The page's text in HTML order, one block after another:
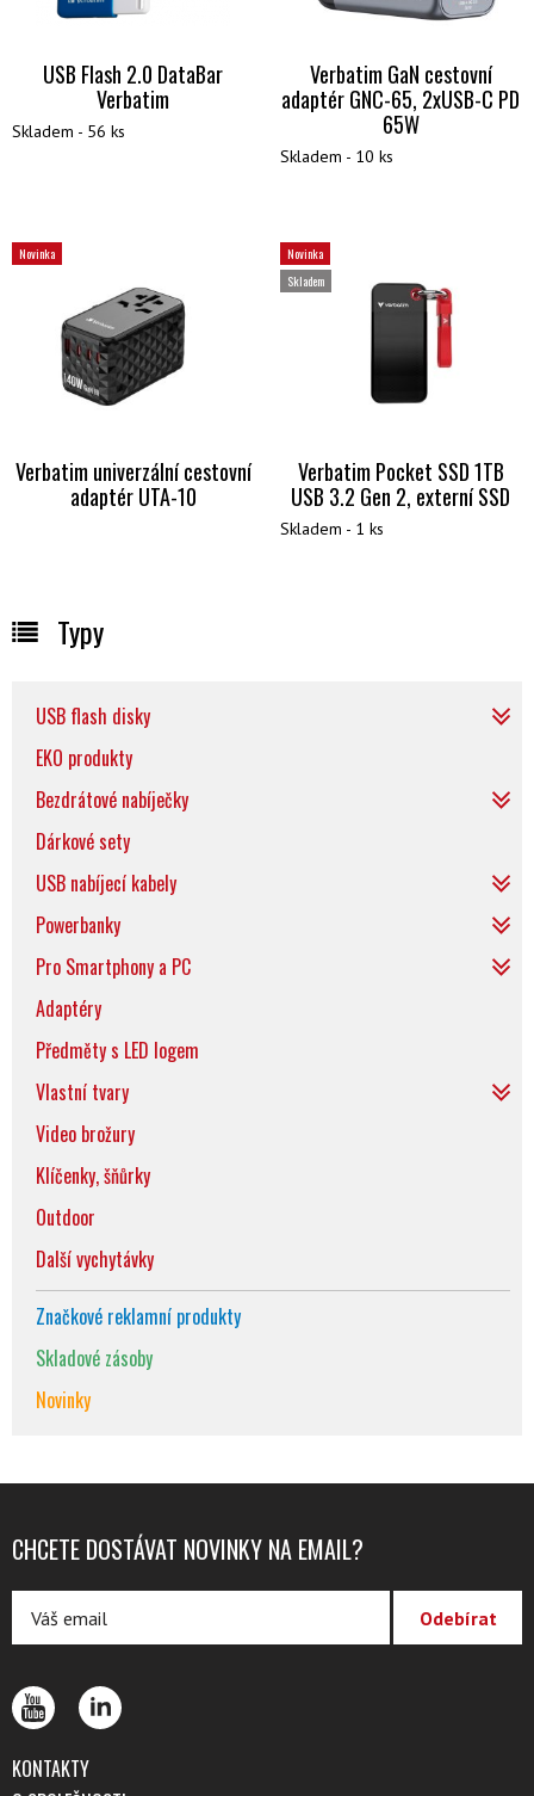
USB Flash 2.0 DataBar
Verbatim
Skladem - 56 ks
Verbatim GaN cestovní
adaptér GNC-65, 2xUSB-C PD
65W
Skladem - 10 ks
Novinka
Verbatim univerzální cestovní
adaptér UTA-10
Novinka
Skladem
Verbatim Pocket SSD 1TB
USB 3.2 Gen 2, externí SSD
Skladem - 1 ks
Typy
USB flash disky
EKO produkty
Bezdrátové nabíječky
Dárkové sety
USB nabíjecí kabely
Powerbanky
Pro Smartphony a PC
Adaptéry
Předměty s LED logem
Vlastní tvary
Video brožury
Klíčenky, šňůrky
Outdoor
Další vychytávky
Značkové reklamní produkty
Skladové zásoby
Novinky
CHCETE DOSTÁVAT NOVINKY NA EMAIL?
KONTAKTY